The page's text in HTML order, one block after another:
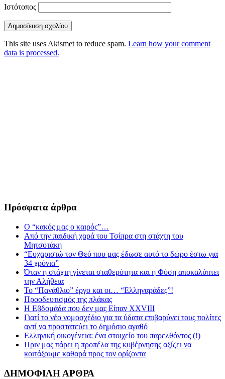
Ιστότοπος
This site uses Akismet to reduce spam. Learn how your comment
data is processed.
Πρόσφατα άρθρα
Ο “κακός μας ο καιρός”…
Από την παιδική χαρά του Τσίπρα στη στάχτη του
Μητσοτάκη
“Ευχαριστώ τον Θεό που μας έδωσε αυτό το δώρο έστω για
34 χρόνια”
Όταν η στάχτη γίνεται σταθερότητα και η Φύση αποκαλύπτει
την Αλήθεια
Το “Πανάθλιο” έργο και οι… “Ελληναράδες”!
Προοδευτισμός της πλάκας
Η Εβδομάδα που δεν μας Είπαν XXVIII
Γιατί το νέο νομοσχέδιο για τα ύδατα επιβαρύνει τους πολίτες
αντί να προστατεύει το δημόσιο αγαθό
Ελληνική οικογένεια: ένα στοιχείο του παρελθόντος (!)
Πριν μας πάρει η προπέλα της κυβέρνησης αξίζει να
κοιτάξουμε καθαρά προς τον ορίζοντα
ΔΗΜΟΦΙΛΗ ΑΡΘΡΑ